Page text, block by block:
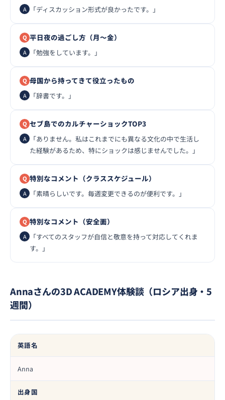
「ディスカッション形式が良かったです。」
平日夜の過ごし方（月〜金）
「勉強をしています。」
母国から持ってきて役立ったもの
「辞書です。」
セブ島でのカルチャーショックTOP3
「ありません。私はこれまでにも異なる文化の中で生活し
た経験があるため、特にショックは感じませんでした。」
特別なコメント（クラススケジュール）
「素晴らしいです。毎週変更できるのが便利です。」
特別なコメント（安全面）
「すべてのスタッフが自信と敬意を持って対応してくれま
す。」
Annaさんの3D ACADEMY体験談（ロシア出身・5
週間）
英語名
Anna
出身国